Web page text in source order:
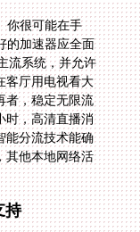
你很可能在手
加速器应全面
系统，并允许
厅用电视看大
，稳定无限流
，高清直播消
分流技术能确
他本地网络活
持